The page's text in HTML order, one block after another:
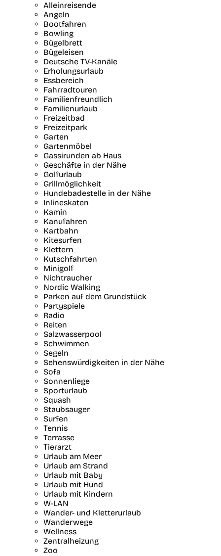
Alleinreisende
Angeln
Bootfahren
Bowling
Bügelbrett
Bügeleisen
Deutsche TV-Kanäle
Erholungsurlaub
Essbereich
Fahrradtouren
Familienfreundlich
Familienurlaub
Freizeitbad
Freizeitpark
Garten
Gartenmöbel
Gassirunden ab Haus
Geschäfte in der Nähe
Golfurlaub
Grillmöglichkeit
Hundebadestelle in der Nähe
Inlineskaten
Kamin
Kanufahren
Kartbahn
Kitesurfen
Klettern
Kutschfahrten
Minigolf
Nichtraucher
Nordic Walking
Parken auf dem Grundstück
Partyspiele
Radio
Reiten
Salzwasserpool
Schwimmen
Segeln
Sehenswürdigkeiten in der Nähe
Sofa
Sonnenliege
Sporturlaub
Squash
Staubsauger
Surfen
Tennis
Terrasse
Tierarzt
Urlaub am Meer
Urlaub am Strand
Urlaub mit Baby
Urlaub mit Hund
Urlaub mit Kindern
W-LAN
Wander- und Kletterurlaub
Wanderwege
Wellness
Zentralheizung
Zoo